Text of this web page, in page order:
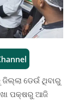
ଜିଲ୍ଲା ଡେଉଁ ଥିବାରୁ
ପକ୍ଷରୁ ଆଜି